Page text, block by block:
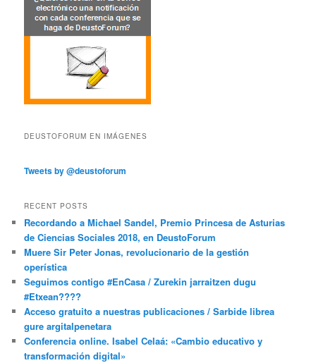
DEUSTOFORUM EN IMÁGENES
Tweets by @deustoforum
RECENT POSTS
Recordando a Michael Sandel, Premio Princesa de Asturias
de Ciencias Sociales 2018, en DeustoForum
Muere Sir Peter Jonas, revolucionario de la gestión
operística
Seguimos contigo #EnCasa / Zurekin jarraitzen dugu
#Etxean????
Acceso gratuito a nuestras publicaciones / Sarbide librea
gure argitalpenetara
Conferencia online. Isabel Celaá: «Cambio educativo y
transformación digital»